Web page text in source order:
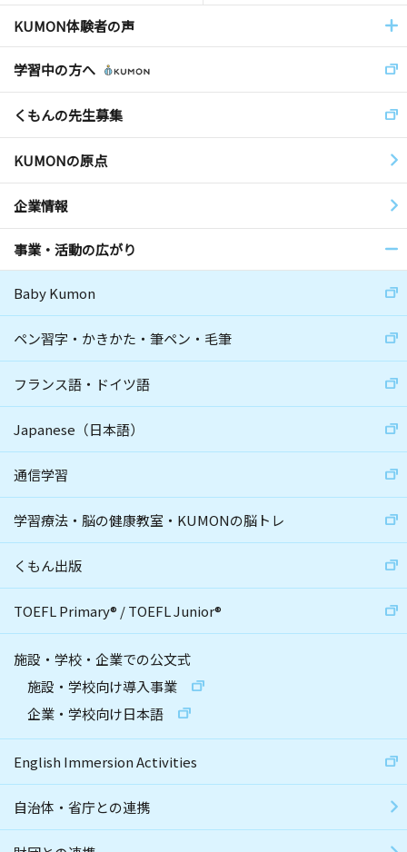
KUMON体験者の声
学習中の方へ
くもんの先生募集
KUMONの原点
企業情報
事業・活動の広がり
Baby Kumon
ペン習字・かきかた・筆ペン・毛筆
フランス語・ドイツ語
Japanese（日本語）
通信学習
学習療法・脳の健康教室・KUMONの脳トレ
くもん出版
TOEFL Primary® /TOEFL Junior®
施設・学校・企業での公文式
施設・学校向け導入事業
企業・学校向け日本語
English Immersion Activities
自治体・省庁との連携